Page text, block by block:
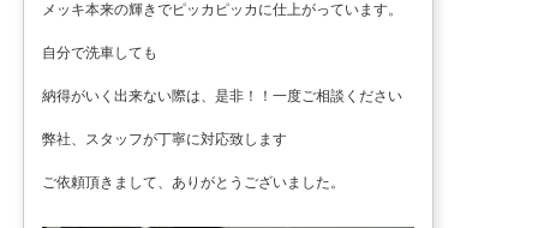
メッキ本来の輝きでピッカピッカに仕上がっています。
自分で洗車しても
納得がいく出来ない際は、是非！！一度ご相談ください
弊社、スタッフが丁寧に対応致します
ご依頼頂きまして、ありがとうございました。